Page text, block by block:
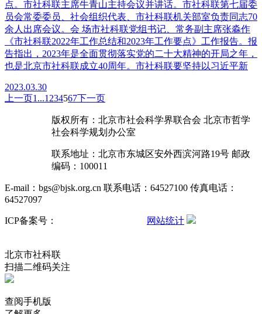
点。市社科联主席牛青山主持会议并讲话。市社科联第七届委
员会常委委员、社会组织代表、市社科联机关部室负责同志70
余人出席会议。会 场市社科联党组书记、常务副主席张淼作
《市社科联2022年工作总结和2023年工作要点》工作报告。报
告指出，2023年是全面贯彻落实党的二十大精神的开局之年，
也是北京市社科联成立40周年。市社科联要坚持以习近平新
2023.03.30
上一页1 ...1 234567下一页
版权所有：北京市社会科学界联合会 北京市哲学
社会科学规划办公室
联系地址：北京市东城区安外西滨河路19号 邮政
编码：100011
E-mail：bgs@bjsk.org.cn 联系电话：64527100 传真电话：
64527097
ICP备案号： 网站统计
北京市社科联
扫描二维码关注
查阅手机版